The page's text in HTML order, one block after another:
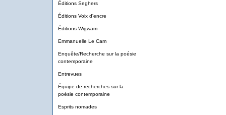
Éditions Seghers
Éditions Voix d'encre
Éditions Wigwam
Emmanuelle Le Cam
Enquête/Recherche sur la poésie
contemporaine
Entrevues
Équipe de recherches sur la
poésie contemporaine
Esprits nomades